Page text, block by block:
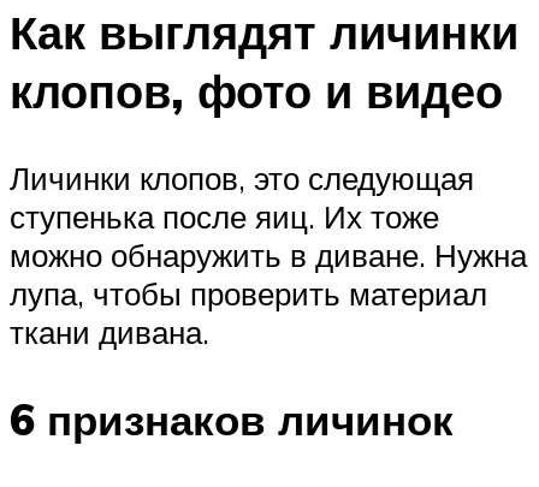
Как выглядят личинки
клопов, фото и видео
Личинки клопов, это следующая
ступенька после яиц. Их тоже
можно обнаружить в диване. Нужна
лупа, чтобы проверить материал
ткани дивана.
6 признаков личинок